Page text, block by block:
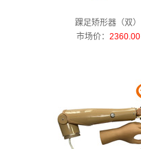
踝足矫形器（双）
市场价： 2360.00